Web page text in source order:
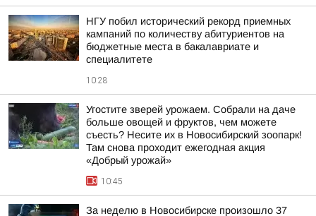
НГУ побил исторический рекорд приемных
кампаний по количеству абитуриентов на
бюджетные места в бакалавриате и
специалитете
10:28
Угостите зверей урожаем. Собрали на даче
больше овощей и фруктов, чем можете
съесть? Несите их в Новосибирский зоопарк!
Там снова проходит ежегодная акция
«Добрый урожай»
10:45
За неделю в Новосибирске произошло 37